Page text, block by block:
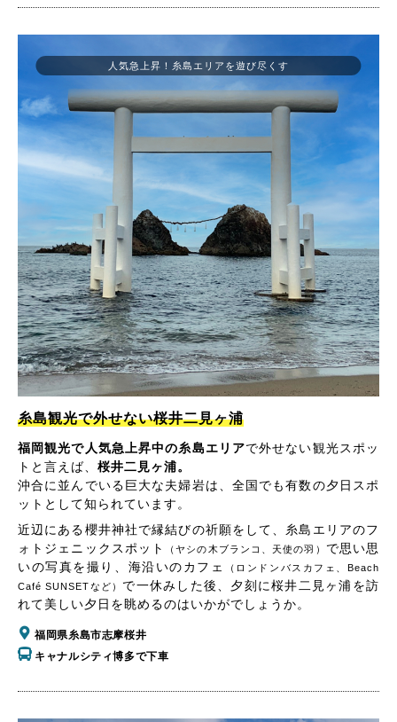
人気急上昇！糸島エリアを遊び尽くす
糸島観光で外せない桜井二見ヶ浦
福岡観光で人気急上昇中の糸島エリアで外せない観光スポッ
トと言えば、 桜井二見ヶ浦。
沖合に並んでいる巨大な夫婦岩は、全国でも有数の夕日スポ
ットとして知られています。
近辺にある櫻井神社で縁結びの祈願をして、糸島エリアのフ
ォトジェニックスポット
（ヤシの木ブランコ、天使の羽）
で思い思
いの写真を撮り、海沿いのカフェ
（ロンドンバスカフェ、Beach
Café SUNSETなど） で一休みした後、夕刻に桜井二見ヶ浦を訪
れて美しい夕日を眺めるのはいかがでしょうか。
福岡県糸島市志摩桜井
キャナルシティ博多で下車